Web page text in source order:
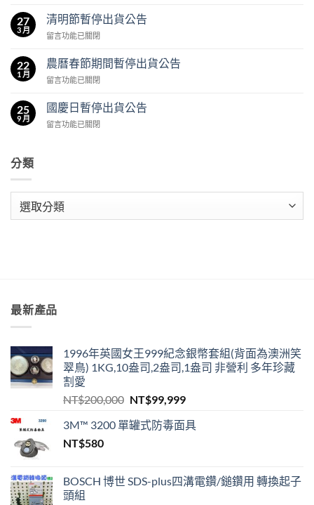
出
公
中
動
節
暫
出
公
中
27
3 月
清明節暫停出貨公告
在
明
節
暫
出
公
留言功能已關閉
22
1 月
農曆春節期間暫停出貨公告
在
曆
春
節
公
告〉
留言功能已關閉
25
9 月
國慶日暫停出貨公告
在
出
貨
公
留言功能已關閉
分類
最新產品
1996年英國女王999紀念銀幣套組(背面為澳洲笑
翠鳥) 1KG,10盎司,2盎司,1盎司 非營利 多年珍藏
割愛
NT$200,000 原
價
NT$99,999目
價
3M™ 3200 單罐式防毒面具
NT$580
BOSCH 博世 SDS-plus四溝電鑽/鎚鑽用 轉換起子
頭組